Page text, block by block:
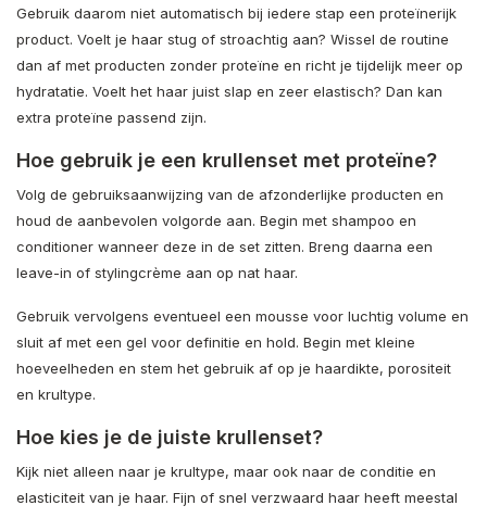
Gebruik daarom niet automatisch bij iedere stap een proteïnerijk
product. Voelt je haar stug of stroachtig aan? Wissel de routine
dan af met producten zonder proteïne en richt je tijdelijk meer op
hydratatie. Voelt het haar juist slap en zeer elastisch? Dan kan
extra proteïne passend zijn.
Hoe gebruik je een krullenset met proteïne?
Volg de gebruiksaanwijzing van de afzonderlijke producten en
houd de aanbevolen volgorde aan. Begin met shampoo en
conditioner wanneer deze in de set zitten. Breng daarna een
leave-in of stylingcrème aan op nat haar.
Gebruik vervolgens eventueel een mousse voor luchtig volume en
sluit af met een gel voor definitie en hold. Begin met kleine
hoeveelheden en stem het gebruik af op je haardikte, porositeit
en krultype.
Hoe kies je de juiste krullenset?
Kijk niet alleen naar je krultype, maar ook naar de conditie en
elasticiteit van je haar. Fijn of snel verzwaard haar heeft meestal